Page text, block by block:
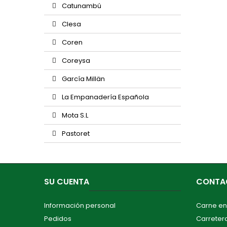
Catunambú
Clesa
Coren
Coreysa
García Millän
La Empanadería Española
Mota S.L
Pastoret
SU CUENTA
Información personal
Pedidos
Carne